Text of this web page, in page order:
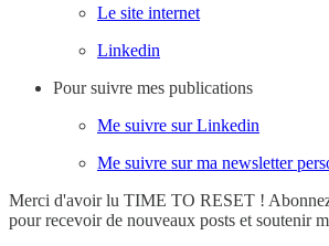
Le site internet
Linkedin
Pour suivre mes publications
Me suivre sur Linkedin
Me suivre sur ma newsletter
Merci d'avoir lu TIME TO RESET !
pour recevoir de nouveaux posts et soutenir